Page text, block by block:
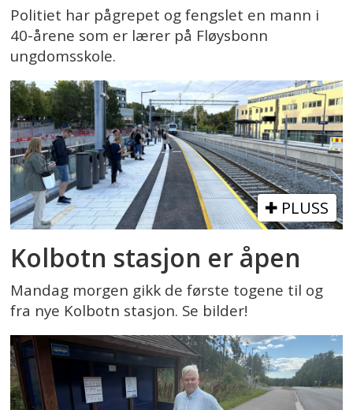
Politiet har pågrepet og fengslet en mann i
40-årene som er lærer på Fløysbonn
ungdomsskole.
PLUSS
Kolbotn stasjon er åpen
Mandag morgen gikk de første togene til og
fra nye Kolbotn stasjon. Se bilder!